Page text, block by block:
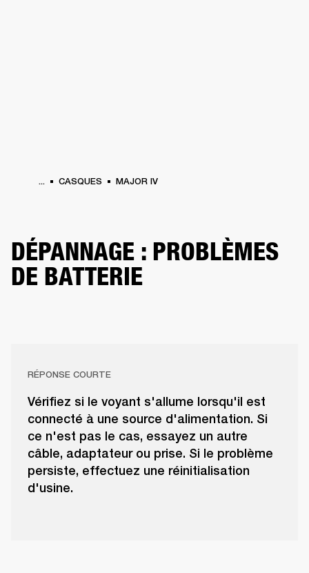
... CASQUES MAJOR IV
DÉPANNAGE : PROBLÈMES
DE BATTERIE
RÉPONSE COURTE
Vérifiez si le voyant s'allume lorsqu'il est
connecté à une source d'alimentation. Si
ce n'est pas le cas, essayez un autre
câble, adaptateur ou prise. Si le problème
persiste, effectuez une réinitialisation
d'usine.